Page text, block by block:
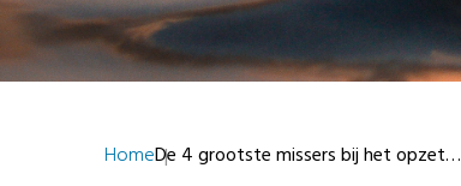
HomeDe 4 grootste missers bij het opzet…